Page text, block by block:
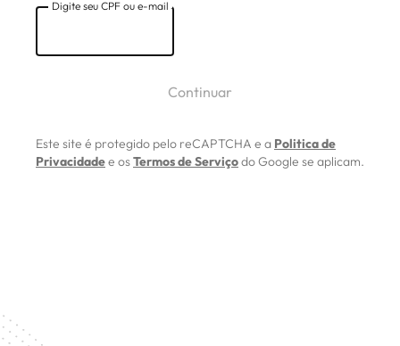
Digite seu CPF ou e-mail
Digite seu CPF ou e-mail
Continuar
Este site é protegido pelo reCAPTCHA e a Politica de
Privacidadee osTermos de Serviçodo Google se aplicam.